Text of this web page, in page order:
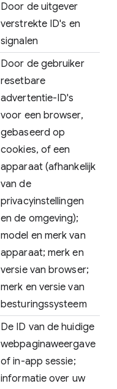
Door de uitgever
verstrekte ID's en
signalen
Door de gebruiker
resetbare
advertentie-ID's
voor een browser,
gebaseerd op
cookies, of een
apparaat (afhankelijk
van de
privacyinstellingen
en de omgeving);
model en merk van
apparaat; merk en
versie van browser;
merk en versie van
besturingssysteem
De ID van de huidige
webpaginaweergave
of in-app sessie;
informatie over uw